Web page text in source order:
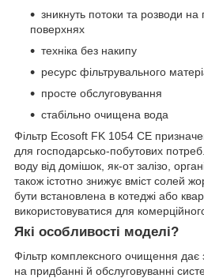
зникнуть потоки та розводи на
поверхнях
техніка без накипу
ресурс фільтрувального
просте обслуговування
стабільно очищена вода
Фільтр Ecosoft FK 1054 CE
для господарсько-побутових
воду від домішок, як-от залізо,
також істотно знижує вміст солей
бути встановлена в котеджі або
використовуватися для
Які особливості моделі?
Фільтр комплексного очищення дає
на придбанні й обслуговуванні